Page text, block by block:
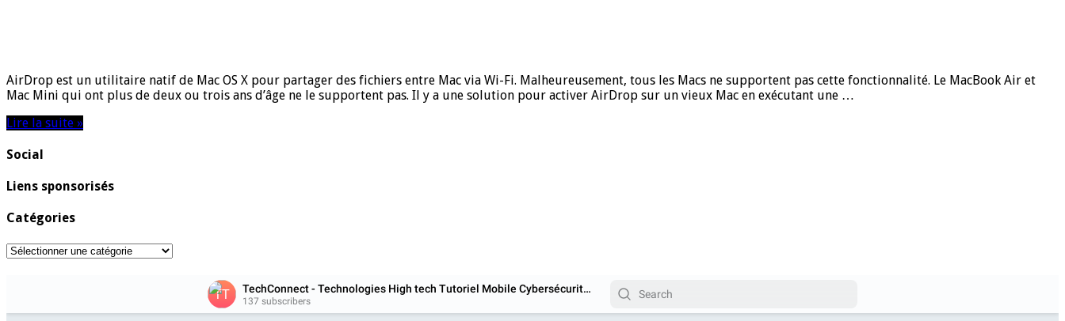
AirDrop est un utilitaire natif de Mac OS X pour partager des fichiers entre Mac via Wi-Fi. Malheureusement, tous les Macs ne supportent pas cette fonctionnalité. Le MacBook Air et
Mac Mini qui ont plus de deux ou trois ans d’âge ne le supportent pas. Il y a une solution pour activer AirDrop sur un vieux Mac en exécutant une …
Lire la suite »
Social
Liens sponsorisés
Catégories
Catégories